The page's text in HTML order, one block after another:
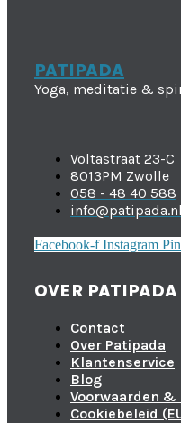
PATIPADA
Yoga, meditatie &
Voltastraat 23-C
8013PM Zwolle
058 - 48 40 588
info@patipada.nl
Facebook-f Instagram
OVER PATIPADA
Contact
Over Patipada
Klantenservice
Blog
Voorwaarden
Cookiebeleid